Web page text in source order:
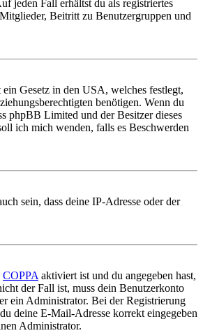
jeden Fall erhältst du als registriertes
Beitritt zu Benutzergruppen und
Gesetz in den USA, welches festlegt,
benötigen. Wenn du
phpBB Limited und der Besitzer dieses
ich mich wenden, falls es Beschwerden
sein, dass deine IP-Adresse oder der
COPPA aktiviert ist und du angegeben hast,
der Fall ist, muss dein Benutzerkonto
ein Administrator. Bei der Registrierung
deine E-Mail-Adresse korrekt eingegeben
Administrator.